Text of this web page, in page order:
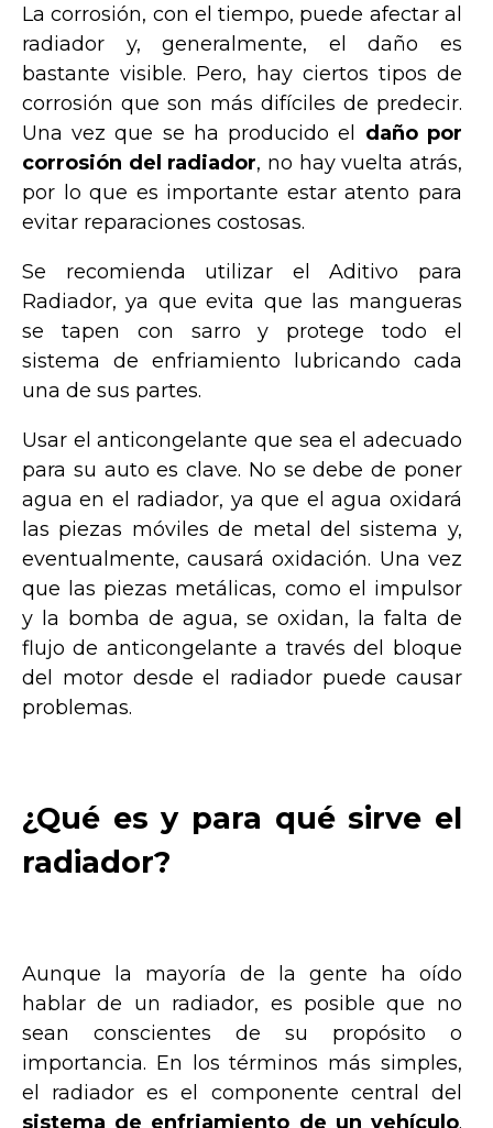
La corrosión, con el tiempo, puede afectar al
radiador y, generalmente, el daño es
bastante visible. Pero, hay ciertos tipos de
corrosión que son más difíciles de predecir.
Una vez que se ha producido el daño por
corrosión del radiador, no hay vuelta atrás,
por lo que es importante estar atento para
evitar reparaciones costosas.
Se recomienda utilizar el Aditivo para
Radiador, ya que evita que las mangueras
se tapen con sarro y protege todo el
sistema de enfriamiento lubricando cada
una de sus partes.
Usar el anticongelante que sea el adecuado
para su auto es clave. No se debe de poner
agua en el radiador, ya que el agua oxidará
las piezas móviles de metal del sistema y,
eventualmente, causará oxidación. Una vez
que las piezas metálicas, como el impulsor
y la bomba de agua, se oxidan, la falta de
flujo de anticongelante a través del bloque
del motor desde el radiador puede causar
problemas.
¿Qué es y para qué sirve el
radiador?
Aunque la mayoría de la gente ha oído
hablar de un radiador, es posible que no
sean conscientes de su propósito o
importancia. En los términos más simples,
el radiador es el componente central del
sistema de enfriamiento de un vehículo.